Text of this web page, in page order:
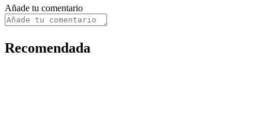
Añade tu comentario
Recomendada